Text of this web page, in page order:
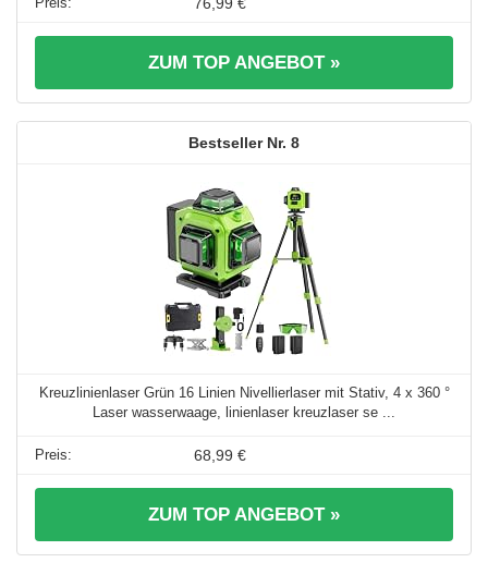
ZUM TOP ANGEBOT »
8
Kreuzlinienlaser Grün 16 Linien Nivellierlaser mit Stativ, 4 x 360 °
Laser wasserwaage, linienlaser kreuzlaser se ...
68,99 €
ZUM TOP ANGEBOT »